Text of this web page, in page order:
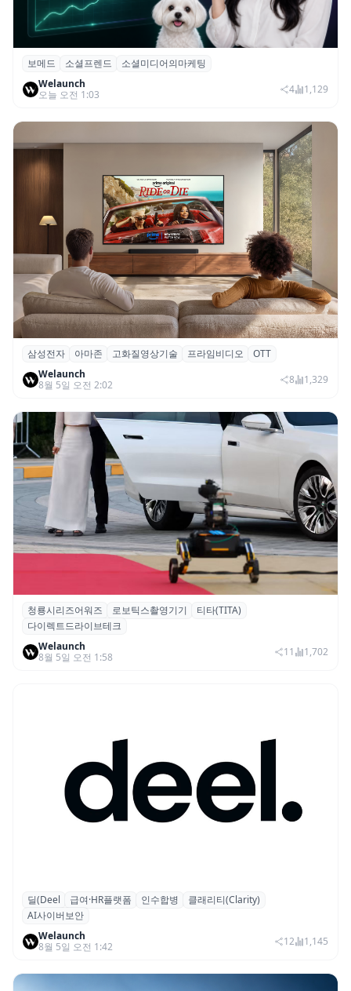
보메드 ‘소셜프렌드’, 유튜브·인스타 등 6개
SNS 마케팅 통합 지원
보메드 소셜프렌드
소셜미디어의마케팅
Welaunch
오늘 오전 1:03
4 1,129
삼성전자·아마존, 프라임 비디오에 ‘HDR10+
어드밴스드’ 적용
삼성전자 아마존 고화질영상기술 프라임비디오
OTT
Welaunch
8월 5일 오전 2:02
8 1,329
청룡시리즈어워즈 레드카펫에 등장한 바퀴
형 이족 보행 로봇 ‘티타(TITA)’
청룡시리즈어워즈 로보틱스촬영기기
티타(TITA)
다이렉트드라이브테크
Welaunch
8월 5일 오전 1:58
11 1,702
글로벌 HR 플랫폼 딜(Deel), ARR 15억 달러
돌파…AI 보안 역량 강화
딜(Deel 급여·HR플랫폼 인수합병
클래리티(Clarity)
AI사이버보안
Welaunch
8월 5일 오전 1:42
12 1,145